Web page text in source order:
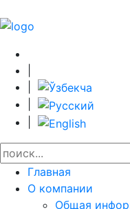
Главная
О компании
Общая